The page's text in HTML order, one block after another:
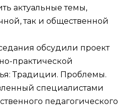
актуальные темы,
так и общественной
обсудили проект
практической
Традиции. Проблемы.
специалистами
педагогического